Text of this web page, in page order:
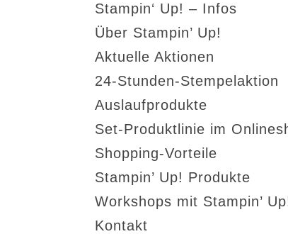
Stampin‘ Up! – Infos
Über Stampin’ Up!
Aktuelle Aktionen
24-Stunden-Stempelaktion
Auslaufprodukte
Set-Produktlinie im
Shopping-Vorteile
Stampin’ Up! Produkte
Workshops mit Stampin’
Kontakt